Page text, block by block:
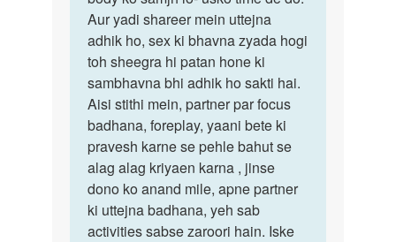
karne
par
mera
by
Raaj
maurya
Aur yadi shareer mein uttejna
adhik ho, sex ki bhavna zyada hogi
toh sheegra hi patan hone ki
sambhavna bhi adhik ho sakti hai.
Aisi stithi mein, partner par focus
badhana, foreplay, yaani bete ki
pravesh karne se pehle bahut se
alag alag kriyaen karna , jinse
dono ko anand mile, apne partner
ki uttejna badhana, yeh sab
activities sabse zaroori hain. Iske